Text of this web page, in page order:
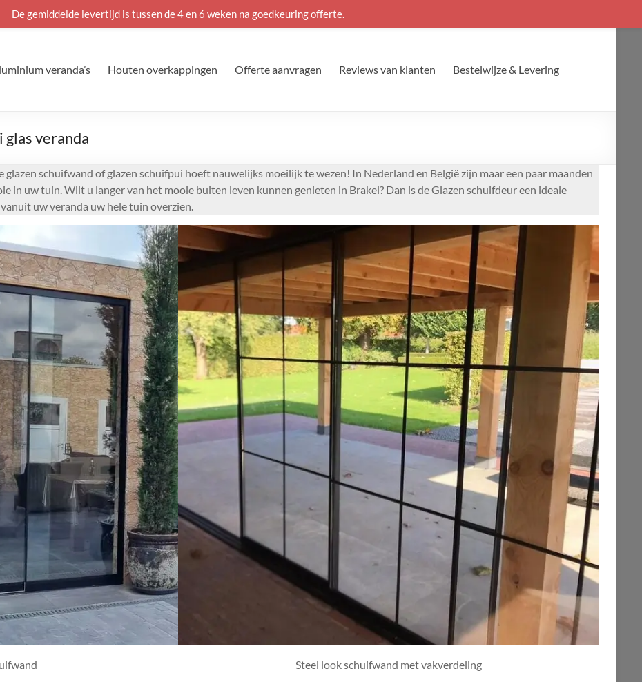
veranda’s Houten overkappingen Offerte aanvragen Reviews van klanten
Bestelwijze & Levering
glas veranda
schuifwand of glazen schuifpui hoeft nauwelijks moeilijk te wezen! In Nederland en België zijn maar een paar maanden
in uw tuin. Wilt u langer van het mooie buiten leven kunnen genieten in Brakel? Dan is de Glazen schuifdeur een ideale
uw veranda uw hele tuin overzien.
Steel look schuifwand met vakverdeling
De gemiddelde levertijd is tussen de 4 en 6 weken na goedkeuring offerte.